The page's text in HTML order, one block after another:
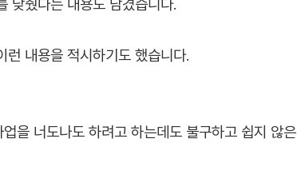
낮췄다는 내용도 담겼습니다.
내용을 적시하기도 했습니다.
을 너도나도 하려고 하는데도 불구하고 쉽지 않은